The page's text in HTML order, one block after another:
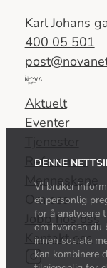
DENNE
Vi bruker
et personlig
for å analysere
om hvordan du
innen sosiale
kan kombinere
Karl Johans
400 05 501
Del
av
Nova
Group
Aktuelt
Eventer
Referanser
Menneskene
Om oss
Jobb hos oss
Kontakt oss